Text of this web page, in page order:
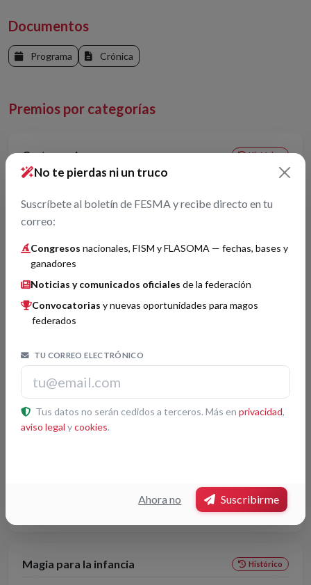
Documentos
Programa Crónica
Premios por categorías
Cartomagia Histórico
Acto: Voluntad, Azar y... Magia
2 Juan José
3 Sergio
Magia Cómica
1 Mad Martin
3 Pedro y Japo
Magia para la infancia Histórico
No te pierdas ni un truco
Suscríbete al boletín de FESMA y recibe directo en tu
correo:
Congresos nacionales, FISM y FLASOMA — fechas, bases y
ganadores
Noticias y comunicados oficiales de la federación
Convocatorias y nuevas oportunidades para magos
federados
TU CORREO ELECTRÓNICO
Tus datos no serán cedidos a terceros. Más en privacidad,
aviso legal ycookies.
Ahora no Suscribirme